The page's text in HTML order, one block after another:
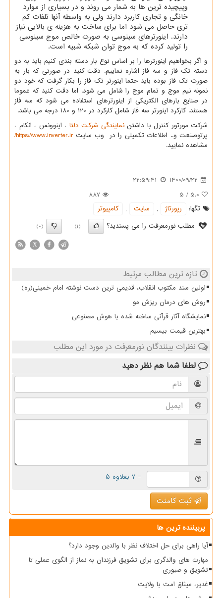
وپیچیده ترین ها به شمار می روند و در بسیاری از موارد
خانگی و تجاری کاربرد دارند ولی به واسطه آنها تلفات کم
تری حاصل می شود اما برای ساخت به هزینه ی بالایی نیاز
دارند. اینورترهای سینوسی به صورت خالص موج سینوسی
را تولید کرده که به موج توان شبکه شبیه است.
و اگر بخواهیم اینورترها را بر اساس نوع بار دسته بندی کنیم باید به دو
دسته تک فاز و سه فاز اشاره نماییم. دقت کنید در صورتی که بار به
صورت تک فاز بوده باید حتما اینورتر تک فاز را بکار گرفت که خود دو
نمونه نیم موج و تمام موج را شامل می شود. اما دقت کنید که عموما
در صنایع بارهای الکتریکی از اینورترهای استفاده می شود که سه فاز
هستند. کارکرد اینورتر سه فاز شامل کارکرد در 120 و 180 درجه می باشد.
شرکت مورتور کنترل با داشتننمایندگی شرکت دلتا ، اینوونس ، انکام ،
پرتوصنعت و.. اطلاعات تکمیلی را در وب سایت https://www.inverter.ir
/
مشاهده نمایید.
1400/09/22
22:59:41
5.0
/
5
887
تگها:
رپورتاژ , سایت ,
كامپیوتر
مطلب نورمعرفت را می پسندید؟
(1)
(0)
X
تازه ترین مطالب مرتبط
اولین سند مکتوب انقلاب، قدیمی ترین دست نوشته امام خمینی(ره)
روش های درمان ریزش مو
نمایشگاه آثار قرآنی ساخته شده با هوش مصنوعی
بهترین قیمت بیسیم
نظرات بینندگان نورمعرفت در مورد این مطلب
لطفا شما هم نظر دهید
= ۷ بعلاوه ۵
ثبت کامنت
پربیننده ترین ها
آیا راهی برای حل اختلاف نظر با والدین وجود دارد؟
مهارت های والدگری برای تشویق فرزندان به نماز از الگوی عملی تا
تشویق و صبوری
غدیر، میثاق امت با ولایت